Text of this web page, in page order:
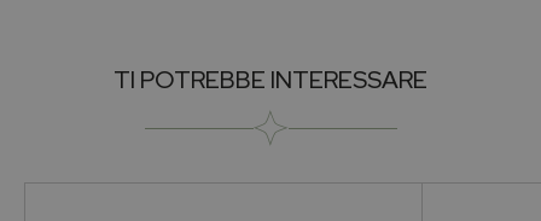
ECHO PALUMBO & GIGANTE
TI POTREBBE INTERESSARE